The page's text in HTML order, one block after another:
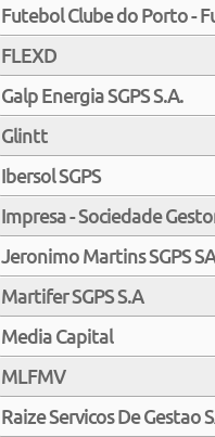
Futebol Clube do Porto -
FLEXD
Galp Energia SGPS S.A.
Glintt
Ibersol SGPS
Impresa - Sociedade
Jeronimo Martins SGPS SA
Martifer SGPS S.A
Media Capital
MLFMV
Raize Servicos De Gestao